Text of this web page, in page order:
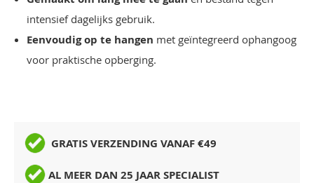
intensief dagelijks gebruik.
Eenvoudig op te hangen met geïntegreerd ophangoog
voor praktische opberging.
GRATIS VERZENDING VANAF €49
AL MEER DAN 25 JAAR SPECIALIST